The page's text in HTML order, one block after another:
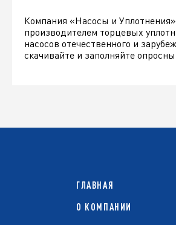
Компания «Насосы и
производителем торцевых
насосов отечественного и
скачивайте и заполняйте
ГЛАВНАЯ
О КОМПАНИИ